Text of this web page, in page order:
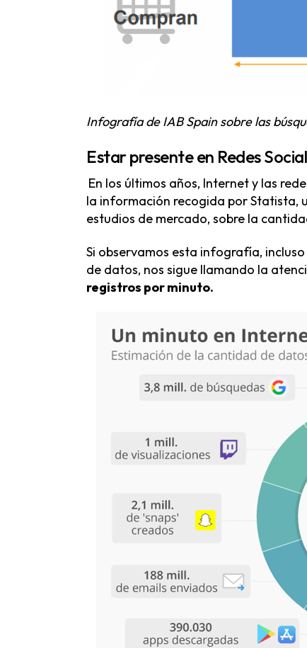
Infografía de IAB Spain sobre las
Estar presente en Redes
En los últimos años, Internet y las
la información recogida por Statista,
estudios de mercado, sobre la
Si observamos esta infografía,
de datos, nos sigue llamando la
registros por minuto.